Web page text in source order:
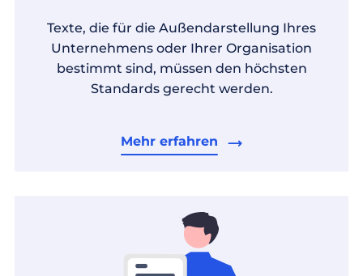
Texte, die für die Außendarstellung Ihres
Unternehmens oder Ihrer Organisation
bestimmt sind, müssen den höchsten
Standards gerecht werden.
Mehr erfahren